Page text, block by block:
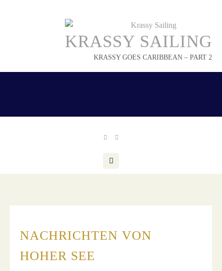
KRASSY SAILING
KRASSY GOES CARIBBEAN – PART 2
NACHRICHTEN VON
HOHER SEE